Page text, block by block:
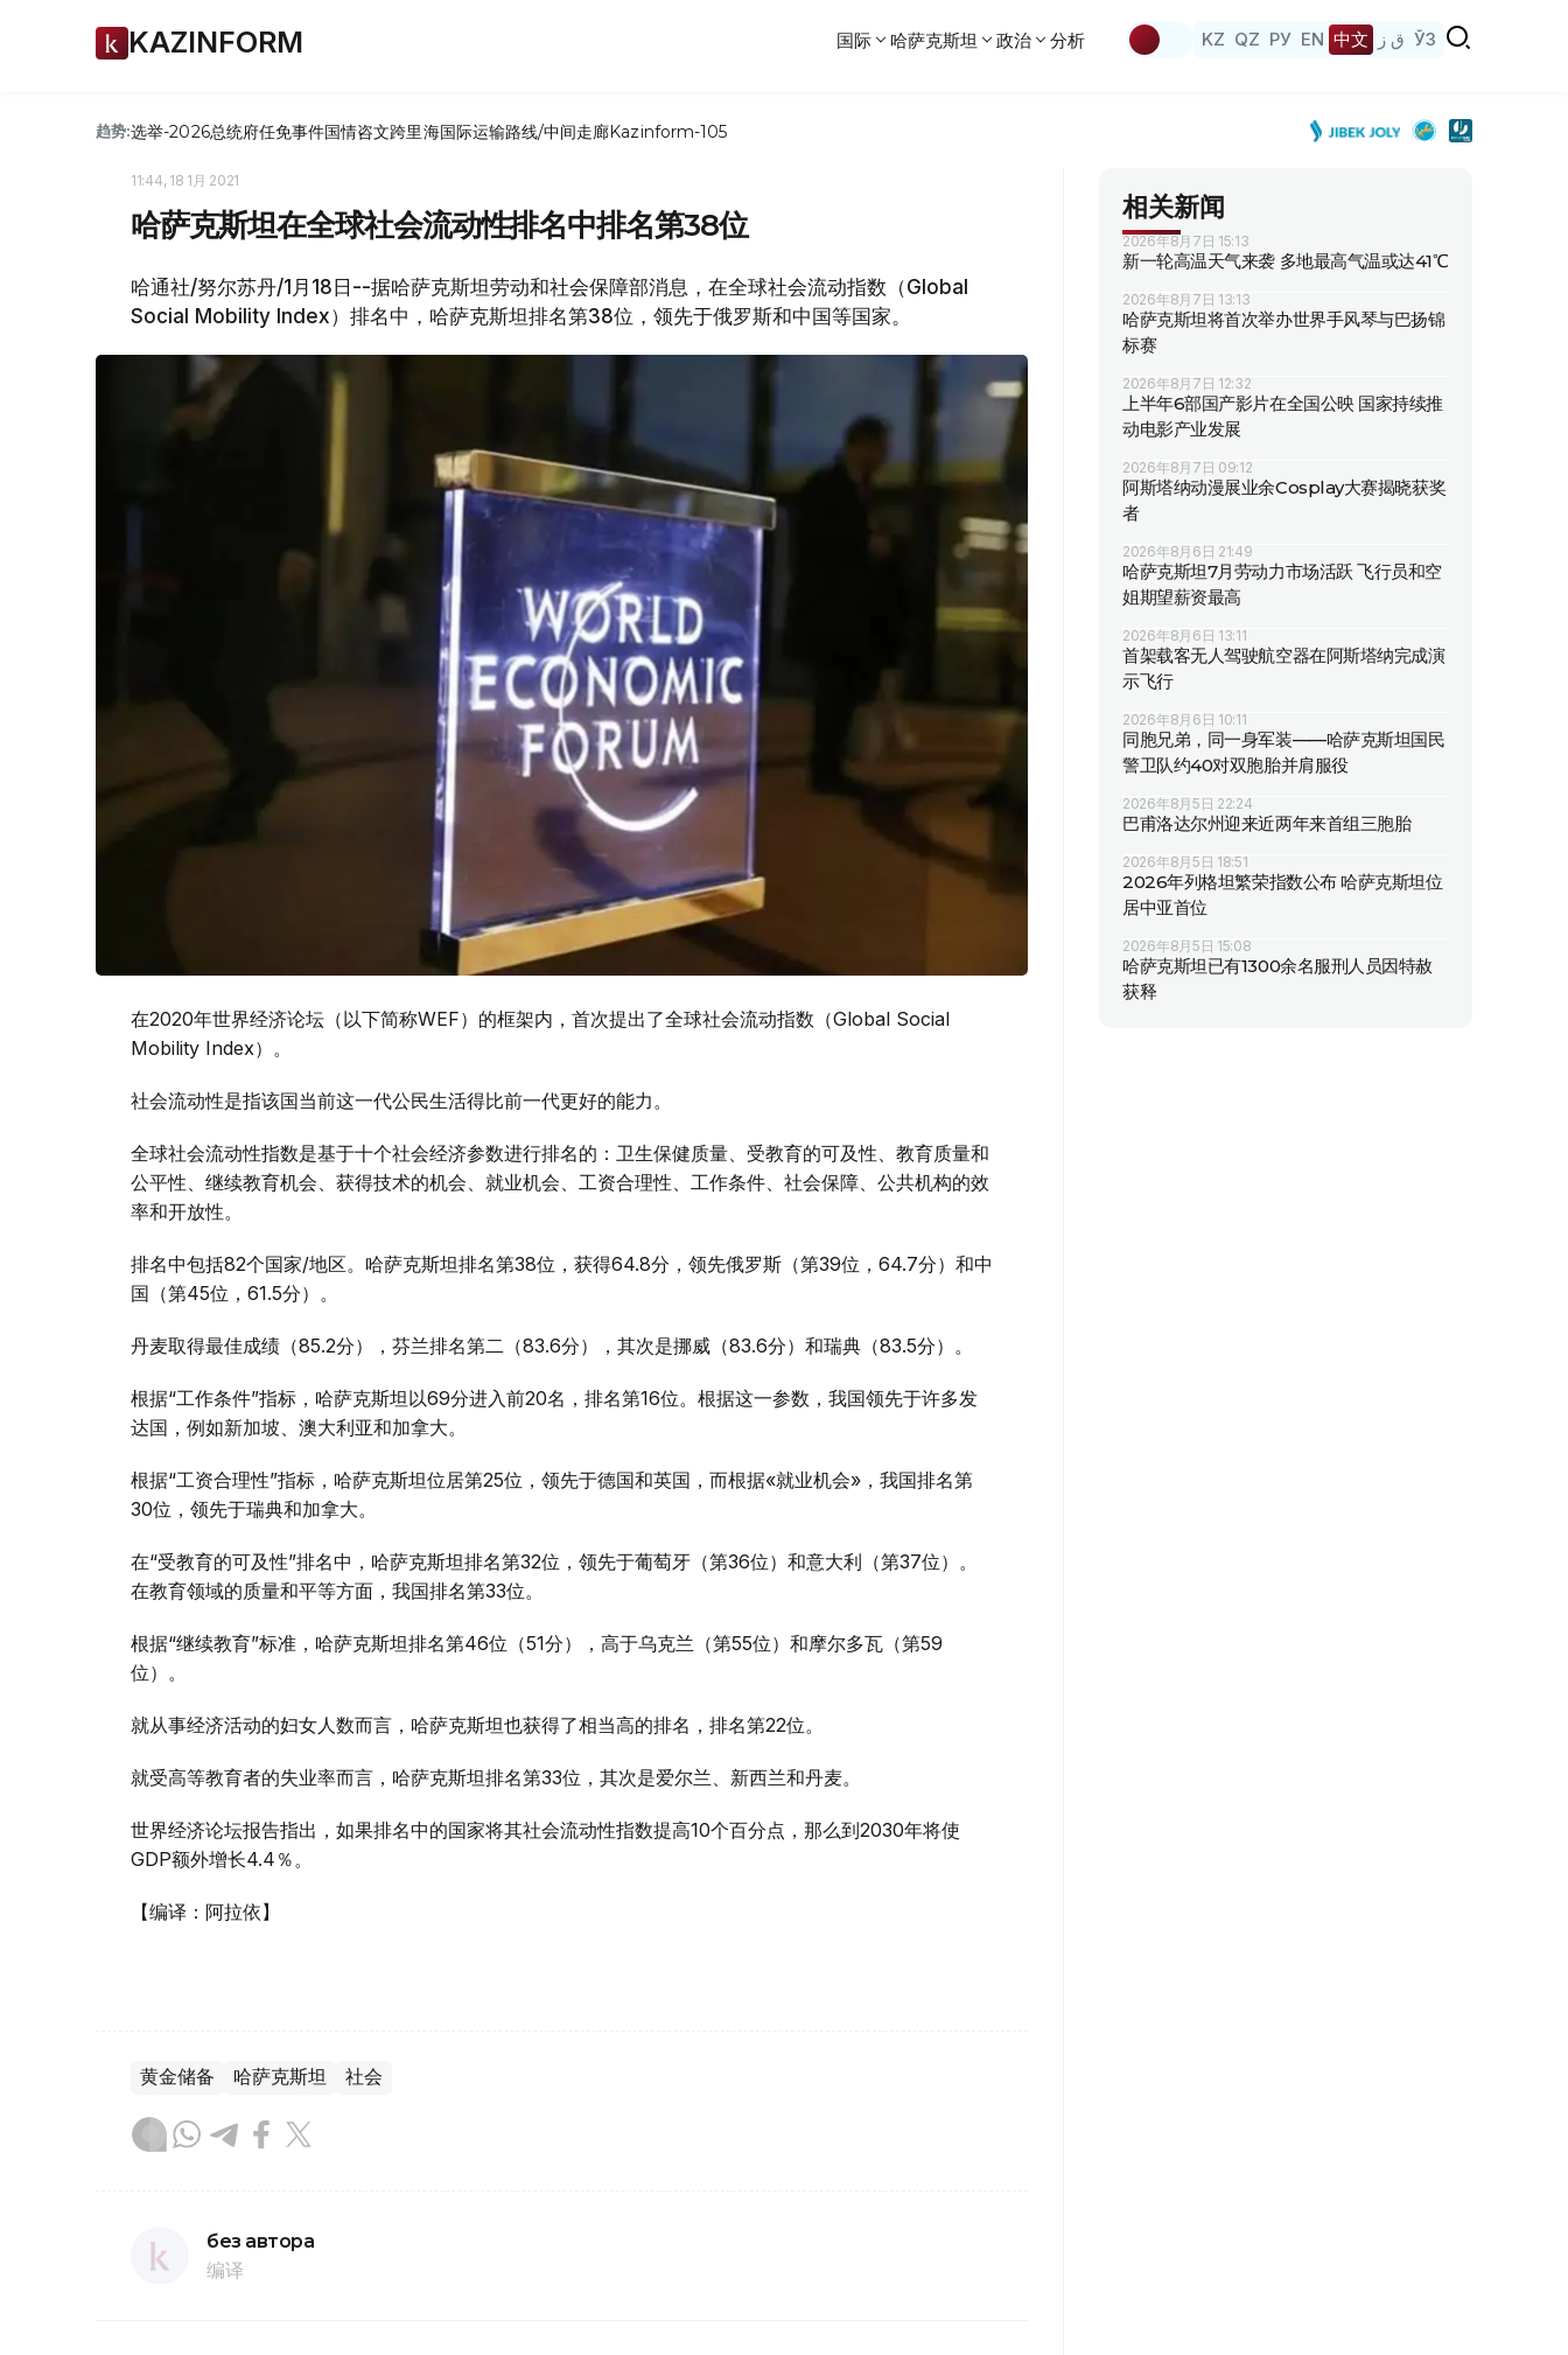
KAZINFORM 国际 哈萨克斯坦 政治 分析 KZ QZ РУ EN 中文 ق ز ЎЗ
趋势:选举-2026总统府任免事件国情咨文跨里海国际运输路线/中间走廊Kazinform-105
11:44, 18 1月 2021
哈萨克斯坦在全球社会流动性排名中排名第38位
哈通社/努尔苏丹/1月18日--据哈萨克斯坦劳动和社会保障部消息，在全球社会流动指数（Global
Social Mobility Index）排名中，哈萨克斯坦排名第38位，领先于俄罗斯和中国等国家。
在2020年世界经济论坛（以下简称WEF）的框架内，首次提出了全球社会流动指数（Global Social
Mobility Index）。
社会流动性是指该国当前这一代公民生活得比前一代更好的能力。
全球社会流动性指数是基于十个社会经济参数进行排名的：卫生保健质量、受教育的可及性、教育质量和
公平性、继续教育机会、获得技术的机会、就业机会、工资合理性、工作条件、社会保障、公共机构的效
率和开放性。
排名中包括82个国家/地区。哈萨克斯坦排名第38位，获得64.8分，领先俄罗斯（第39位，64.7分）和中
国（第45位，61.5分）。
丹麦取得最佳成绩（85.2分），芬兰排名第二（83.6分），其次是挪威（83.6分）和瑞典（83.5分）。
根据“工作条件”指标，哈萨克斯坦以69分进入前20名，排名第16位。根据这一参数，我国领先于许多发
达国，例如新加坡、澳大利亚和加拿大。
根据“工资合理性”指标，哈萨克斯坦位居第25位，领先于德国和英国，而根据«就业机会»，我国排名第
30位，领先于瑞典和加拿大。
在“受教育的可及性”排名中，哈萨克斯坦排名第32位，领先于葡萄牙（第36位）和意大利（第37位）。
在教育领域的质量和平等方面，我国排名第33位。
根据“继续教育”标准，哈萨克斯坦排名第46位（51分），高于乌克兰（第55位）和摩尔多瓦（第59
位）。
就从事经济活动的妇女人数而言，哈萨克斯坦也获得了相当高的排名，排名第22位。
就受高等教育者的失业率而言，哈萨克斯坦排名第33位，其次是爱尔兰、新西兰和丹麦。
世界经济论坛报告指出，如果排名中的国家将其社会流动性指数提高10个百分点，那么到2030年将使
GDP额外增长4.4％。
【编译：阿拉依】
黄金储备 哈萨克斯坦 社会
без автора
编译
相关新闻
2026年8月7日 15:13
新一轮高温天气来袭 多地最高气温或达41℃
2026年8月7日 13:13
哈萨克斯坦将首次举办世界手风琴与巴扬锦
标赛
2026年8月7日 12:32
上半年6部国产影片在全国公映 国家持续推
动电影产业发展
2026年8月7日 09:12
阿斯塔纳动漫展业余Cosplay大赛揭晓获奖
者
2026年8月6日 21:49
哈萨克斯坦7月劳动力市场活跃 飞行员和空
姐期望薪资最高
2026年8月6日 13:11
首架载客无人驾驶航空器在阿斯塔纳完成演
示飞行
2026年8月6日 10:11
同胞兄弟，同一身军装——哈萨克斯坦国民
警卫队约40对双胞胎并肩服役
2026年8月5日 22:24
巴甫洛达尔州迎来近两年来首组三胞胎
2026年8月5日 18:51
2026年列格坦繁荣指数公布 哈萨克斯坦位
居中亚首位
2026年8月5日 15:08
哈萨克斯坦已有1300余名服刑人员因特赦
获释